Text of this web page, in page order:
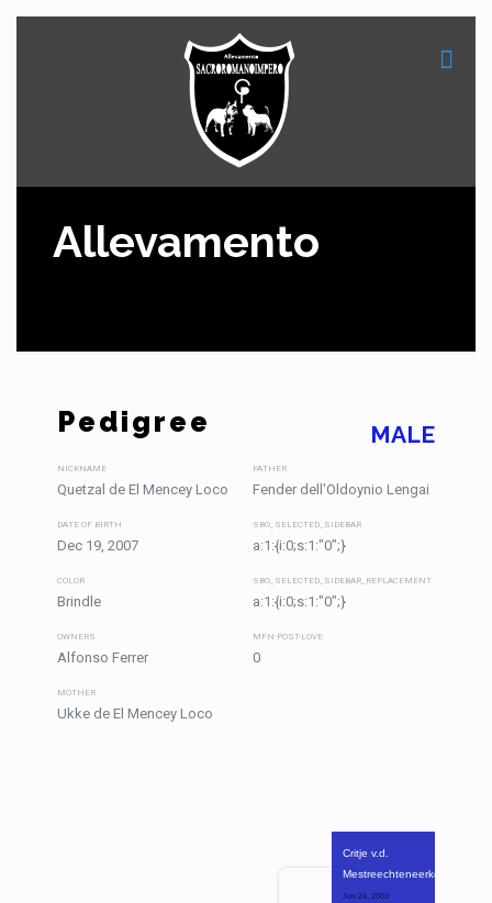
Allevamento
MALE
NICKNAME
Quetzal de El Mencey Loco
DATE OF BIRTH
Dec 19, 2007
COLOR
Brindle
OWNERS
Alfonso Ferrer
MOTHER
Ukke de El Mencey Loco
FATHER
Fender dell'Oldoynio Lengai
SBG_SELECTED_SIDEBAR
a:1:{i:0;s:1:"0";}
SBG_SELECTED_SIDEBAR_REPLACEMENT
a:1:{i:0;s:1:"0";}
MFN-POST-LOVE
0
Pedigree
Critje v.d.
Mestreechteneerkes
Jun 24, 2003